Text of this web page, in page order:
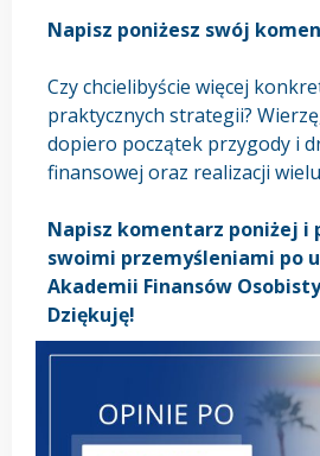
Napisz poniżesz swój
Czy chcielibyście więcej
praktycznych strategii?
dopiero początek przygody i
finansowej oraz realizacji
Napisz komentarz poniżej i
swoimi przemyśleniami po
Akademii Finansów
Dziękuję!